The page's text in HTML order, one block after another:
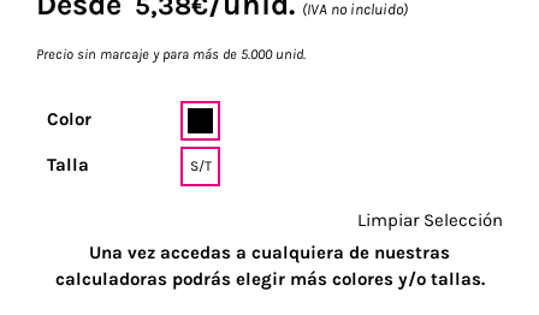
(IVA no incluido)
Precio sin marcaje y para más de 5.000 unid.
Color
Talla S/T
Limpiar Selección
Una vez accedas a cualquiera de nuestras
calculadoras podrás elegir más colores y/o tallas.